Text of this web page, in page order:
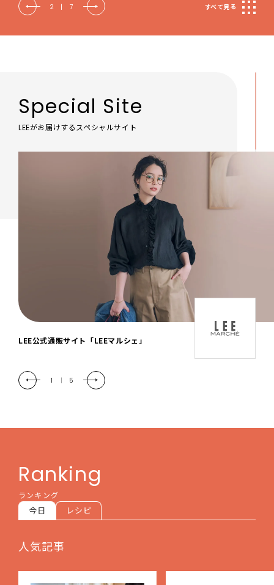
2 | 7 すべて見る
Special Site
LEEがお届けするスペシャルサイト
「LEE DAYS」本物志向にときめく。大人カ
2 | 5
Ranking
ランキング
今日 レシピ
人気記事